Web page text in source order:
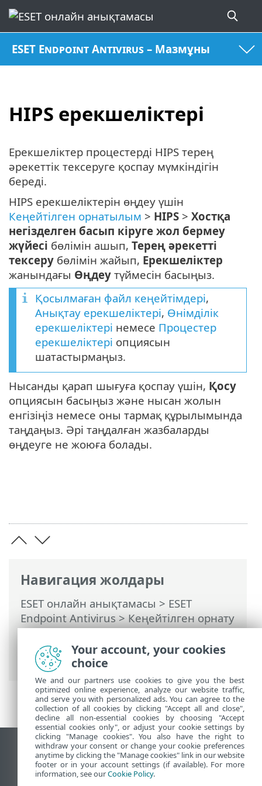
ESET Endpoint Antivirus – Мазмұны
HIPS ерекшеліктері
Навигация жолдары
ESET онлайн анықтамасы > ESET
Endpoint Antivirus>Кеңейтілген орнату
>Қорғаныстар>HIPS — Басты
компьютерге басып кіруді болдырмау
жүйесі> HIPS ерекшеліктері
Ерекшеліктер процестерді HIPS терең
әрекеттік тексеруге қоспау мүмкіндігін
береді.
HIPS ерекшеліктерін өңдеу үшін
Кеңейтілген орнатылым > HIPS > Хостқа
негізделген басып кіруге жол бермеу
жүйесі бөлімін ашып, Терең әрекетті
тексеру бөлімін жайып, Ерекшеліктер
жанындағы Өңдеу түймесін басыңыз.
Қосылмаған файл кеңейтімдері,
Анықтау ерекшеліктері, Өнімділік
ерекшеліктері немесе Процестер
ерекшеліктері опциясын
шатастырмаңыз.
Нысанды қарап шығуға қоспау үшін, Қосу
опциясын басыңыз және нысан жолын
енгізіңіз немесе оны тармақ құрылымында
таңдаңыз. Әрі таңдалған жазбаларды
өңдеуге не жоюға болады.
Жұмыс үстеліндегі сайтты қарау
End of Life
ESET білім қоры
Your account, your cookies
choice
We and our partners use cookies to give you the best
optimized online experience, analyze our website traffic,
and serve you with personalized ads. You can agree to the
collection of all cookies by clicking "Accept all and close",
decline all non-essential cookies by choosing "Accept
essential cookies only", or adjust your cookie settings by
clicking "Manage cookies". You also have the right to
withdraw your consent or change your cookie preferences
anytime by clicking the "Manage cookies" link in our website
footer or in your account settings (if available). For more
information, see ourCookie Policy.